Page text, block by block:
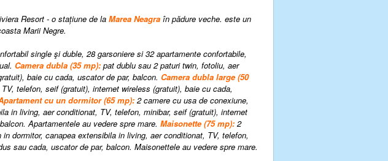
Resort - o staţiune de la Marea Neagra în pădure veche. este un
Marii Negre.
single şi duble, 28 garsoniere si 32 apartamente confortabile,
Camera dubla (35 mp): pat dublu sau 2 paturi twin, fotoliu, aer
baie cu cada, uscator de par, balcon. Camera dubla large (50
telefon, seif (gratuit), internet wireless (gratuit), baie cu cada,
cu un dormitor (65 mp): 2 camere cu usa de conexiune,
in living, aer conditionat, TV, telefon, minibar, seif (gratuit), internet
Apartamentele au vedere spre mare. Maisonette (75 mp): 2
dormitor, canapea extensibila in living, aer conditionat, TV, telefon,
sau cada, uscator de par, balcon. Maisonettele au vedere spre mare.